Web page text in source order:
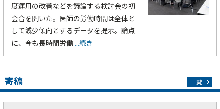
度運用の改善などを議論する検討会の初
会合を開いた。医師の労働時間は全体と
して減少傾向とするデータを提示。論点
に、今も長時間労働...続き
寄稿 一覧